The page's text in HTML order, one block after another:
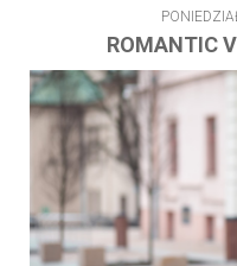
ROMANTIC